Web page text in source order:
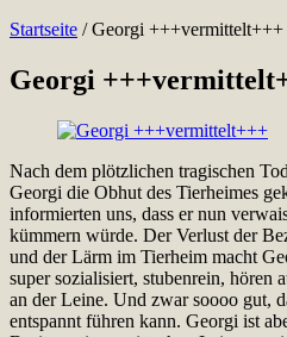
Startseite /Georgi +++vermittelt+++
Georgi
Nach dem plötzlichen tragischen
Georgi die Obhut des Tierheimes
informierten uns, dass er nun
kümmern würde. Der Verlust der
und der Lärm im Tierheim macht
super sozialisiert, stubenrein, hören
an der Leine. Und zwar soooo gut,
entspannt führen kann. Georgi ist